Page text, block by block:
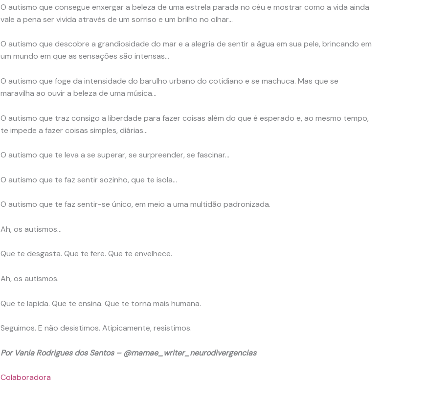
O autismo que consegue enxergar a beleza de uma estrela parada no céu e mostrar como a vida ainda
vale a pena ser vivida através de um sorriso e um brilho no olhar…
O autismo que descobre a grandiosidade do mar e a alegria de sentir a água em sua pele, brincando em
um mundo em que as sensações são intensas…
O autismo que foge da intensidade do barulho urbano do cotidiano e se machuca. Mas que se
maravilha ao ouvir a beleza de uma música…
O autismo que traz consigo a liberdade para fazer coisas além do que é esperado e, ao mesmo tempo,
te impede a fazer coisas simples, diárias…
O autismo que te leva a se superar, se surpreender, se fascinar…
O autismo que te faz sentir sozinho, que te isola…
O autismo que te faz sentir-se único, em meio a uma multidão padronizada.
Ah, os autismos…
Que te desgasta. Que te fere. Que te envelhece.
Ah, os autismos.
Que te lapida. Que te ensina. Que te torna mais humana.
Seguimos. E não desistimos. Atipicamente, resistimos.
Por Vania Rodrigues dos Santos – @mamae_writer_neurodivergencias
Colaboradora